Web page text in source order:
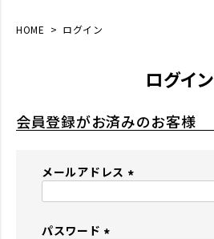
HOME ログイン
ログイン
会員登録がお済みのお客様
メールアドレス
パスワード